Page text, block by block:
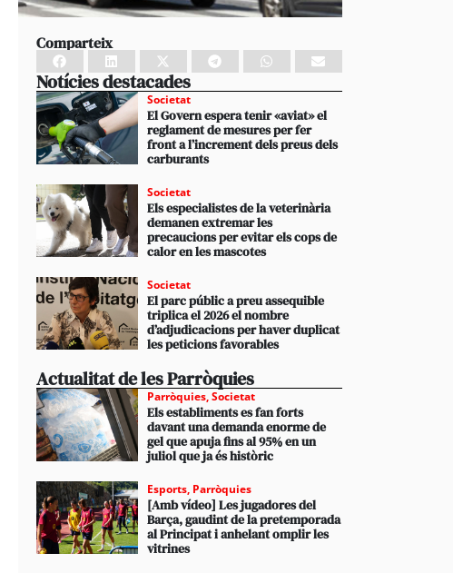
Comparteix
Notícies destacades
Societat
El Govern espera tenir «aviat» el
reglament de mesures per fer
front a l’increment dels preus dels
carburants
Societat
Els especialistes de la veterinària
demanen extremar les
precaucions per evitar els cops de
calor en les mascotes
Societat
El parc públic a preu assequible
triplica el 2026 el nombre
d’adjudicacions per haver duplicat
les peticions favorables
Actualitat de les Parròquies
Parròquies,Societat
Els establiments es fan forts
davant una demanda enorme de
gel que apuja fins al 95% en un
juliol que ja és històric
Esports, Parròquies
[Amb vídeo] Les jugadores del
Barça, gaudint de la pretemporada
al Principat i anhelant omplir les
vitrines